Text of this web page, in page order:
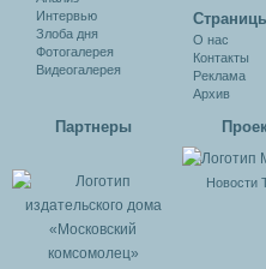
Интервью
Злоба дня
Фотогалерея
Видеогалерея
О нас
Контакты
Реклама
Архив
Партнеры
Новости